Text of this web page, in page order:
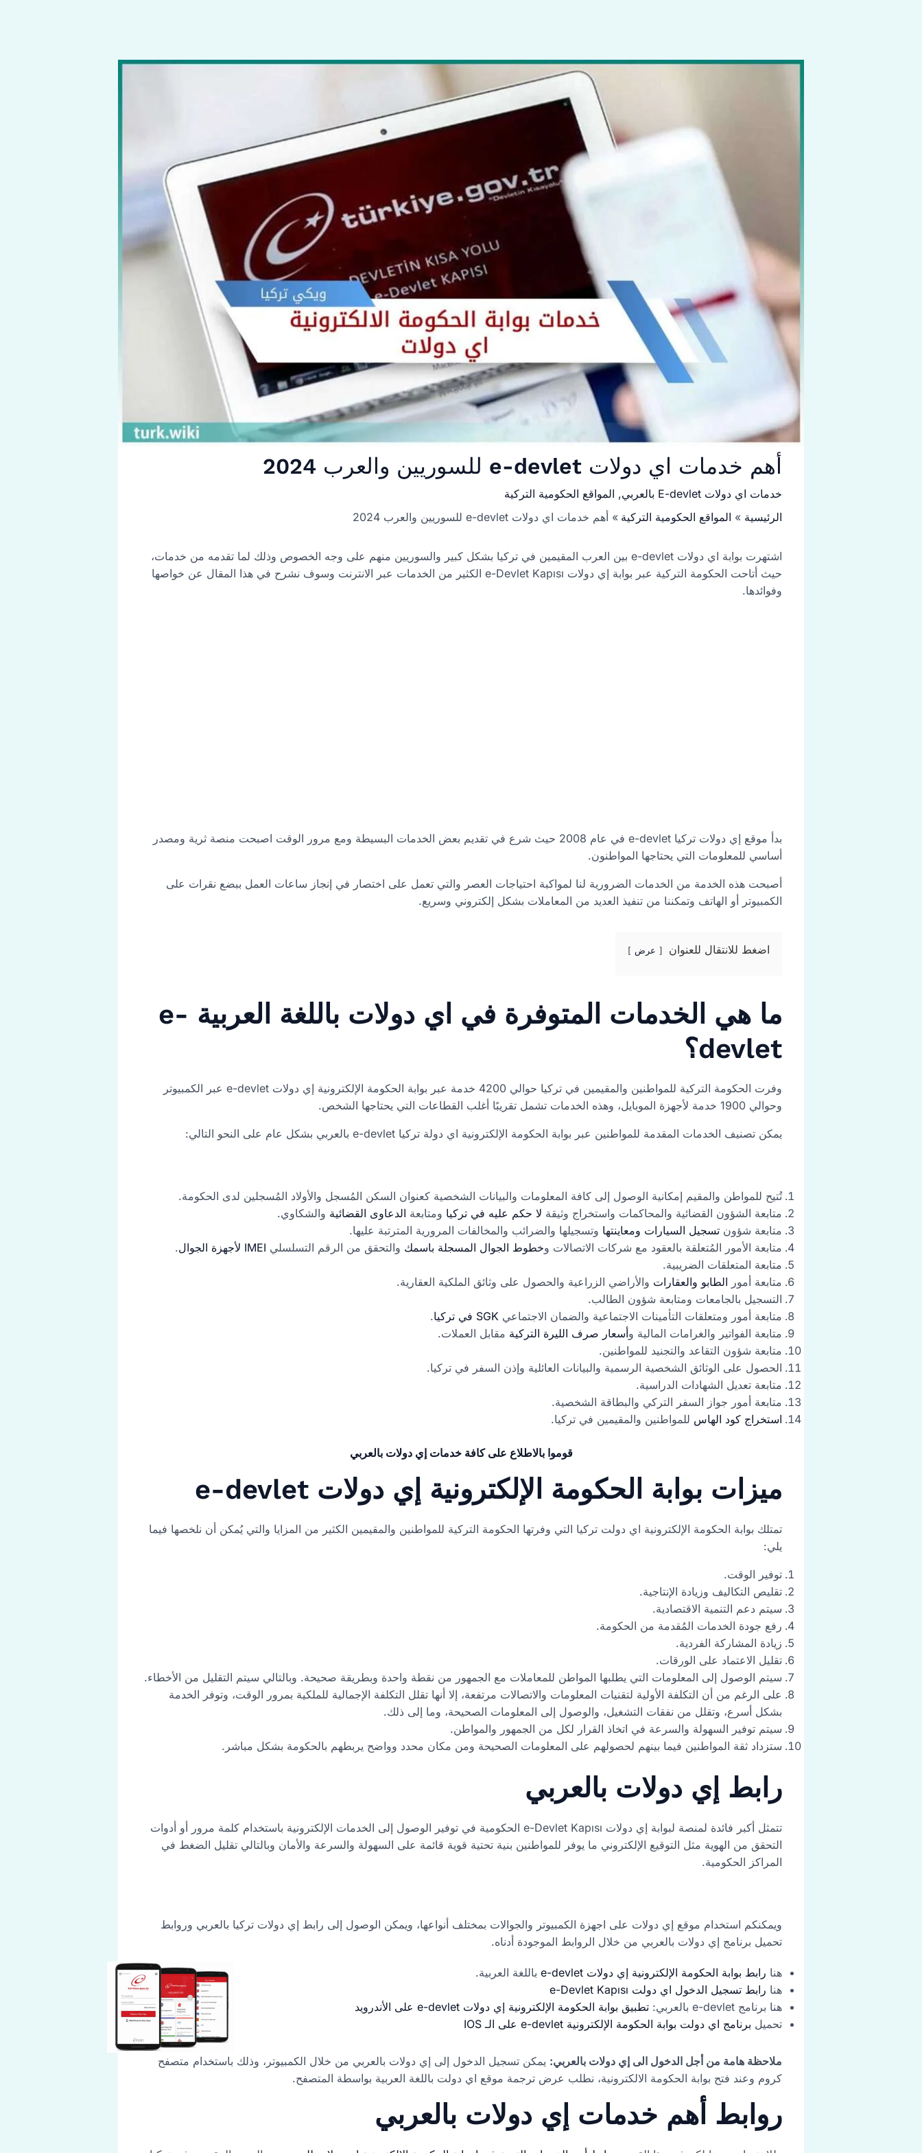
أهم خدمات اي دولات e-devlet للسوريين والعرب 2024
خدمات اي دولات E-devlet بالعربي , المواقع الحكومية التركية
الرئيسية
المواقع الحكومية التركية أهم خدمات اي دولات e-devlet للسوريين والعرب 2024
اشتهرت بوابة اي دولات e-devlet بين العرب المقيمين في تركيا بشكل كبير والسوريين منهم على وجه الخصوص وذلك لما تقدمه من خدمات،
حيث أتاحت الحكومة التركية عبر بوابة إي دولات e-Devlet Kapısı الكثير من الخدمات عبر الانترنت وسوف نشرح في هذا المقال عن خواصها
وفوائدها.
بدأ موقع إي دولات تركيا e-devlet في عام 2008 حيث شرع في تقديم بعض الخدمات البسيطة ومع مرور الوقت اصبحت منصة ثرية ومصدر
أساسي للمعلومات التي يحتاجها المواطنون.
أصبحت هذه الخدمة من الخدمات الضرورية لنا لمواكبة احتياجات العصر والتي تعمل على اختصار في إنجاز ساعات العمل ببضع نقرات على
الكمبيوتر أو الهاتف وتمكننا من تنفيذ العديد من المعاملات بشكل إلكتروني وسريع.
اضغط للانتقال للعنوان عرض
ما هي الخدمات المتوفرة في اي دولات باللغة العربية e-
devlet؟
وفرت الحكومة التركية للمواطنين والمقيمين في تركيا حوالي 4200 خدمة عبر بوابة الحكومة الإلكترونية إي دولات e-devlet عبر الكمبيوتر
وحوالي 1900 خدمة لأجهزة الموبايل، وهذه الخدمات تشمل تقريبًا أغلب القطاعات التي يحتاجها الشخص.
يمكن تصنيف الخدمات المقدمة للمواطنين عبر بوابة الحكومة الإلكترونية اي دولة تركيا e-devlet بالعربي بشكل عام على النحو التالي:
تُتيح للمواطن والمقيم إمكانية الوصول إلى كافة المعلومات والبيانات الشخصية كعنوان السكن المُسجل والأولاد المُسجلين لدى الحكومة.
متابعة الشؤون القضائية والمحاكمات واستخراج وثيقة لا حكم عليه في تركيا ومتابعة الدعاوى القضائية والشكاوي.
متابعة شؤون تسجيل السيارات ومعاينتها وتسجيلها والضرائب والمخالفات المرورية المترتبة عليها.
متابعة الأمور المُتعلقة بالعقود مع شركات الاتصالات وخطوط الجوال المسجلة باسمك والتحقق من الرقم التسلسلي IMEI لأجهزة الجوال
.
متابعة المتعلقات الضريبية.
متابعة أمور الطابو والعقارات والأراضي الزراعية والحصول على وثائق الملكية العقارية.
التسجيل بالجامعات ومتابعة شؤون الطالب.
متابعة أمور ومتعلقات التأمينات الاجتماعية والضمان الاجتماعي SGK في تركيا
.
متابعة الفواتير والغرامات المالية وأسعار صرف الليرة التركية مقابل العملات.
متابعة شؤون التقاعد والتجنيد للمواطنين.
الحصول على الوثائق الشخصية الرسمية والبيانات العائلية وإذن السفر في تركيا.
متابعة تعديل الشهادات الدراسية.
متابعة أمور جواز السفر التركي والبطاقة الشخصية.
استخراج كود الهاس للمواطنين والمقيمين في تركيا.
قوموا بالاطلاع على كافة خدمات إي دولات بالعربي
ميزات بوابة الحكومة الإلكترونية إي دولات e-devlet
تمتلك بوابة الحكومة الإلكترونية اي دولت تركيا التي وفرتها الحكومة التركية للمواطنين والمقيمين الكثير من المزايا والتي يُمكن أن نلخصها فيما
يلي:
توفير الوقت.
تقليص التكاليف وزيادة الإنتاجية.
سيتم دعم التنمية الاقتصادية.
رفع جودة الخدمات المُقدمة من الحكومة.
زيادة المشاركة الفردية.
تقليل الاعتماد على الورقات.
سيتم الوصول إلى المعلومات التي يطلبها المواطن للمعاملات مع الجمهور من نقطة واحدة وبطريقة صحيحة. وبالتالي سيتم التقليل من الأخطاء.
على الرغم من أن التكلفة الأولية لتقنيات المعلومات والاتصالات مرتفعة، إلا أنها تقلل التكلفة الإجمالية للملكية بمرور الوقت، وتوفر الخدمة
بشكل أسرع، وتقلل من نفقات التشغيل، والوصول إلى المعلومات الصحيحة، وما إلى ذلك.
سيتم توفير السهولة والسرعة في اتخاذ القرار لكل من الجمهور والمواطن.
ستزداد ثقة المواطنين فيما بينهم لحصولهم على المعلومات الصحيحة ومن مكان محدد وواضح يربطهم بالحكومة بشكل مباشر.
رابط إي دولات بالعربي
تتمثل أكبر فائدة لمنصة لبوابة إي دولات e-Devlet Kapısı الحكومية في توفير الوصول إلى الخدمات الإلكترونية باستخدام كلمة مرور أو أدوات
التحقق من الهوية مثل التوقيع الإلكتروني ما يوفر للمواطنين بنية تحتية قوية قائمة على السهولة والسرعة والأمان وبالتالي تقليل الضغط في
المراكز الحكومية.
ويمكنكم استخدام موقع إي دولات على اجهزة الكمبيوتر والجوالات بمختلف أنواعها، ويمكن الوصول إلى رابط إي دولات تركيا بالعربي وروابط
تحميل برنامج إي دولات بالعربي من خلال الروابط الموجودة أدناه.
هنا رابط بوابة الحكومة الإلكترونية إي دولات e-devlet
باللغة العربية.
هنا رابط تسجيل الدخول اي دولت e-Devlet Kapısı
هنا برنامج e-devlet بالعربي:
تطبيق بوابة الحكومة الإلكترونية إي دولات e-devlet على الأندرويد
تحميل برنامج اي دولت بوابة الحكومة الإلكترونية e-devlet على الـ IOS
ملاحظة هامة من أجل الدخول الى إي دولات بالعربي: يمكن تسجيل الدخول إلى إي دولات بالعربي من خلال الكمبيوتر، وذلك باستخدام متصفح
كروم وعند فتح بوابة الحكومة الالكترونية، نطلب عرض ترجمة موقع اي دولت باللغة العربية بواسطة المتصفح.
روابط أهم خدمات إي دولات بالعربي